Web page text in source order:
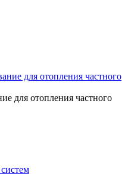
отопления частного